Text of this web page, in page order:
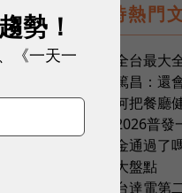
即時熱門
全台最大
篤昌：還
何把餐廳
2026普
金通過了
大盤點
台達電第
勢！
《一天一